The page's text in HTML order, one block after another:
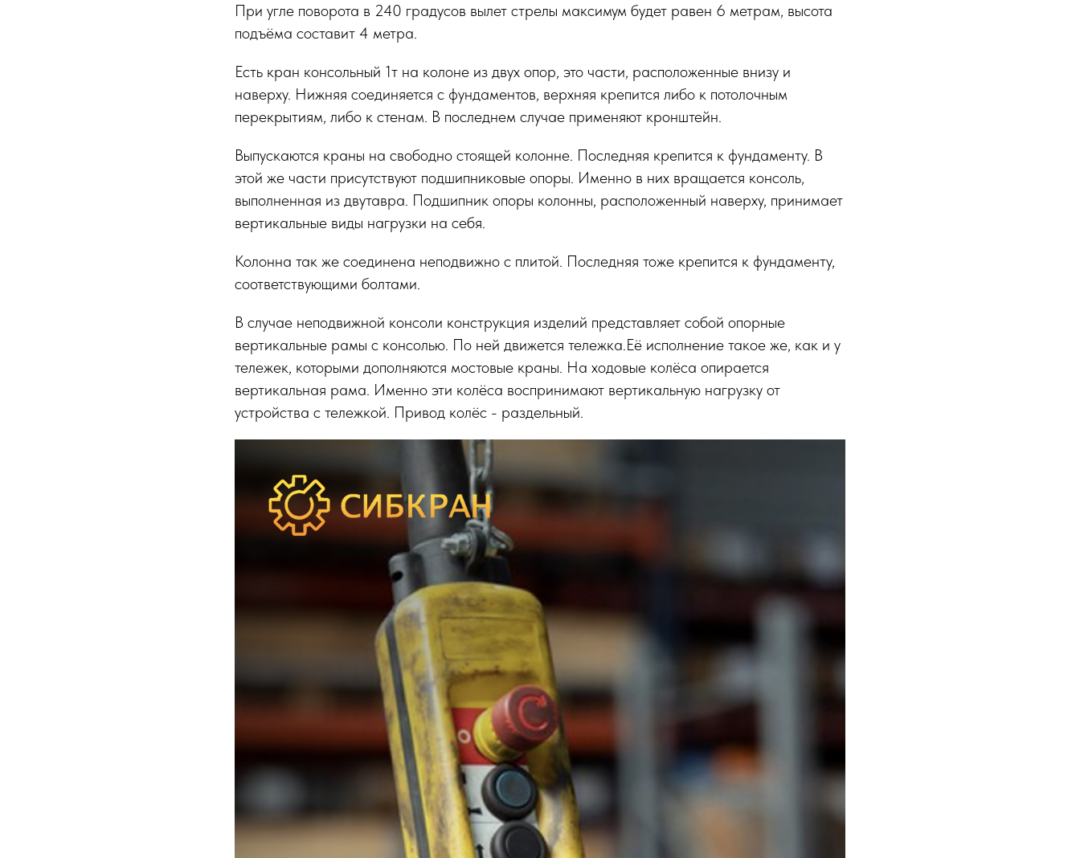
При угле поворота в 240 градусов вылет стрелы максимум будет равен 6 метрам, высота
подъёма составит 4 метра.
Есть кран консольный 1т на колоне из двух опор, это части, расположенные внизу и
наверху. Нижняя соединяется с фундаментов, верхняя крепится либо к потолочным
перекрытиям, либо к стенам. В последнем случае применяют кронштейн.
Выпускаются краны на свободно стоящей колонне. Последняя крепится к фундаменту. В
этой же части присутствуют подшипниковые опоры. Именно в них вращается консоль,
выполненная из двутавра. Подшипник опоры колонны, расположенный наверху, принимает
вертикальные виды нагрузки на себя.
Колонна так же соединена неподвижно с плитой. Последняя тоже крепится к фундаменту,
соответствующими болтами.
В случае неподвижной консоли конструкция изделий представляет собой опорные
вертикальные рамы с консолью. По ней движется тележка.Её исполнение такое же, как и у
тележек, которыми дополняются мостовые краны. На ходовые колёса опирается
вертикальная рама. Именно эти колёса воспринимают вертикальную нагрузку от
устройства с тележкой. Привод колёс - раздельный.